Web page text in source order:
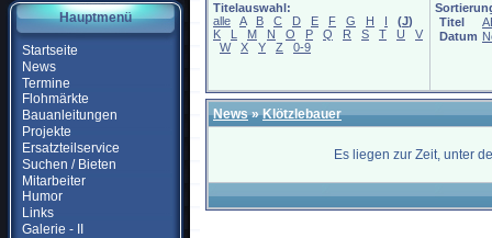
Hauptmenü
Startseite
News
Termine
Flohmärkte
Bauanleitungen
Projekte
Ersatzteilservice
Suchen / Bieten
Mitarbeiter
Humor
Links
Galerie - II
Titelauswahl:
alle
A B C D E F G H I (J)
K
L M N O P Q R S T U
V
W
X Y Z 0-9
Titel
Datum
News»Klötzlebauer
Es liegen zur Zeit, unter